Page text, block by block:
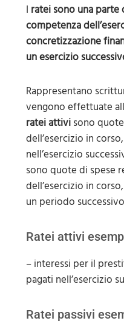
I ratei sono una
competenza
concretizzazione
un esercizio
Rappresentano
vengono effettuate
ratei attivisono
dell’esercizio in
nell’esercizio
sono quote di spese
dell’esercizio in
un periodo
Ratei attivi
– interessi per il
pagati nell’esercizio
Ratei passivi